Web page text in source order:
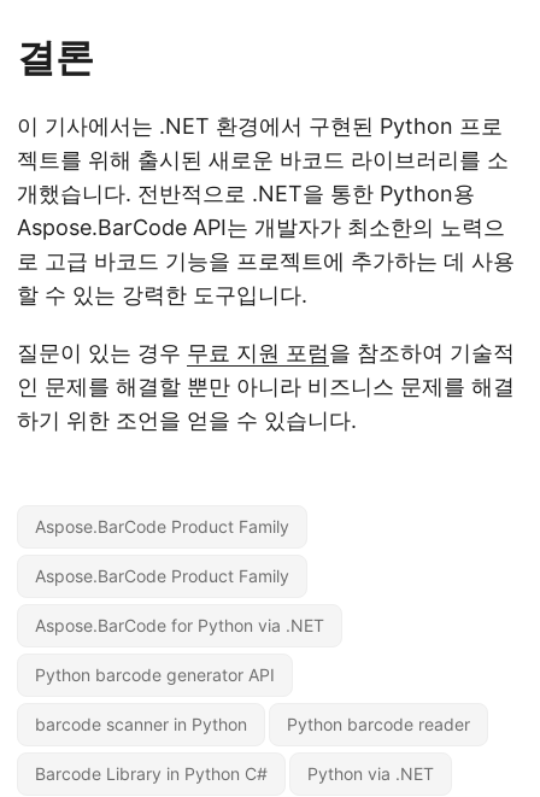
결론
이 기사에서는 .NET 환경에서 구현된 Python 프로
젝트를 위해 출시된 새로운 바코드 라이브러리를 소
개했습니다. 전반적으로 .NET을 통한 Python용
Aspose.BarCode API는 개발자가 최소한의 노력으
로 고급 바코드 기능을 프로젝트에 추가하는 데 사용
할 수 있는 강력한 도구입니다.
질문이 있는 경우 무료 지원 포럼을 참조하여 기술적
인 문제를 해결할 뿐만 아니라 비즈니스 문제를 해결
하기 위한 조언을 얻을 수 있습니다.
Aspose.BarCode Product Family
Aspose.BarCode Product Family
Aspose.BarCode for Python via .NET
Python barcode generator API
barcode scanner in Python Python barcode reader
Barcode Library in Python C# Python via .NET